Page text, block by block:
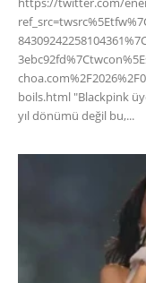
boils.html "Blackpink
yıl dönümü değil bu,...